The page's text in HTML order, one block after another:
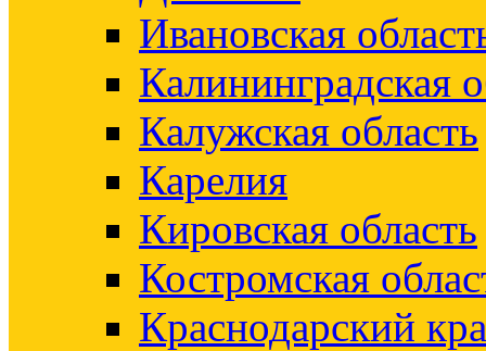
Ивановская
Калининградская
Калужская область
Карелия
Кировская область
Костромская
Краснодарский